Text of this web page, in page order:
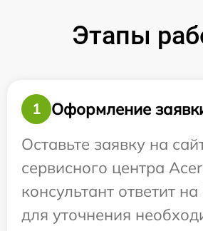
Этапы
1
Оформление
Оставьте заявку на
сервисного центра
консультант ответит
для уточнения